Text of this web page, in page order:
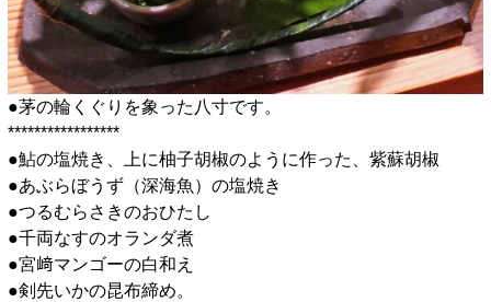
●茅の輪くぐりを象った八寸です。
*****************
●鮎の塩焼き、上に柚子胡椒のように作った、紫蘇胡椒
●あぶらぼうず（深海魚）の塩焼き
●つるむらさきのおひたし
●千両なすのオランダ煮
●宮﨑マンゴーの白和え
●剣先いかの昆布締め。